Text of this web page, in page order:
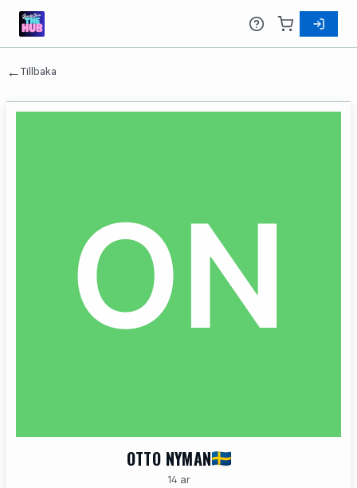
←Tillbaka
OTTO NYMAN
14 ar